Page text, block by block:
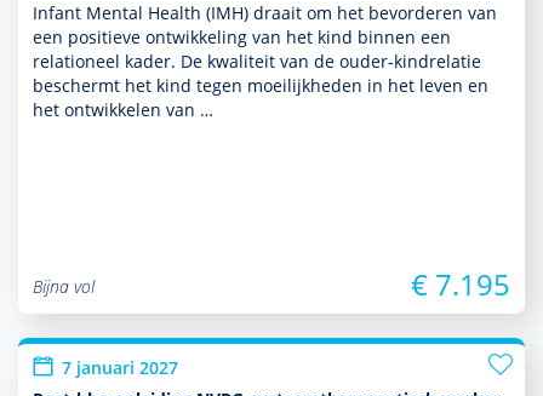
Infant Mental Health (IMH) draait om het bevor­deren van
een positieve ont­wikke­ling van het kind binnen een
relationeel kader. De kwaliteit van de ouder-kindrelatie
beschermt het kind tegen moeilijkheden in het leven en
het ontwik­kelen van …
Bijna vol € 7.195
7 januari 2027